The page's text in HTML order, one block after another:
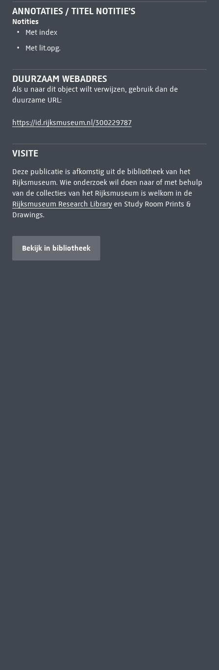
ANNOTATIES / TITEL NOTITIE'S
Notities
Met index
Met lit.opg.
DUURZAAM WEBADRES
Als u naar dit object wilt verwijzen, gebruik dan de
duurzame URL:
https://id.rijksmuseum.nl/300229787
VISITE
Deze publicatie is afkomstig uit de bibliotheek van het
Rijksmuseum. Wie onderzoek wil doen naar of met behulp
van de collecties van het Rijksmuseum is welkom in de
Rijksmuseum Research Libraryen Study Room Prints &
Drawings.
Bekijk in bibliotheek